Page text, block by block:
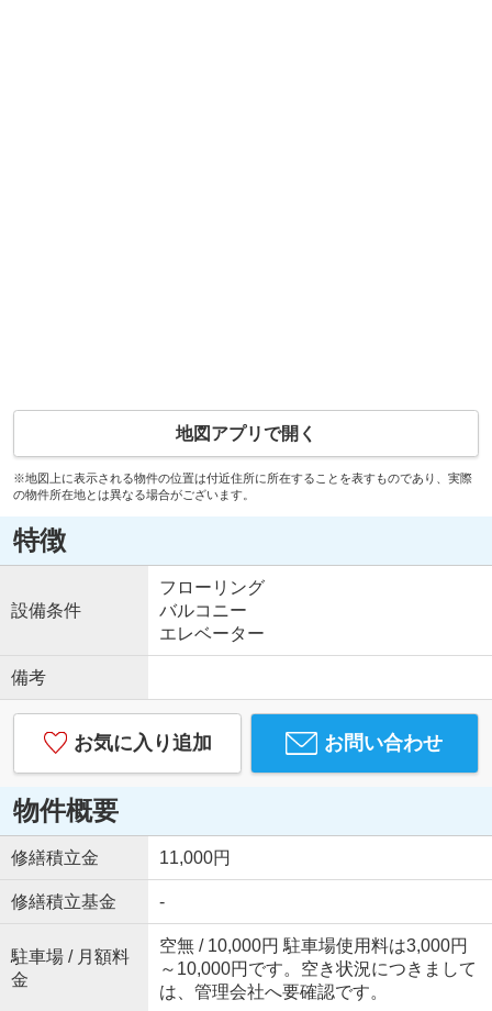
地図アプリで開く
※地図上に表示される物件の位置は付近住所に所在することを表すものであり、実際
の物件所在地とは異なる場合がございます。
特徴
設備条件
フローリング
バルコニー
エレベーター
備考
お気に入り追加 お問い合わせ
物件概要
修繕積立金 11,000円
修繕積立基金 -
駐車場 / 月額料
金
空無 / 10,000円 駐車場使用料は3,000円
～10,000円です。空き状況につきまして
は、管理会社へ要確認です。